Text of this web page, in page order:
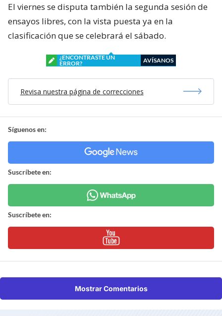
El viernes se disputa también la segunda sesión de
ensayos libres, con la vista puesta ya en la
clasificación que se celebrará el sábado.
¿ENCONTRASTE UN
ERROR?
AVÍSANOS
Revisa nuestra página de correcciones
Síguenos en:
Suscríbete en:
Suscríbete en:
Mostrar Comentarios